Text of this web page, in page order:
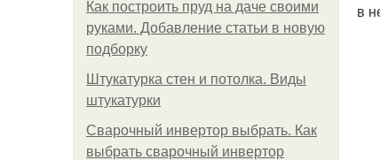
Как построить пруд на даче своими
руками. Добавление статьи в новую
подборку
Штукатурка стен и потолка. Виды
штукатурки
Сварочный инвертор выбрать. Как
выбрать сварочный инвертор
в